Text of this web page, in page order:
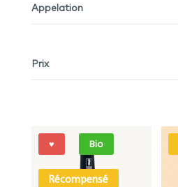
Appelation
Prix
♥ Bio
Récompensé